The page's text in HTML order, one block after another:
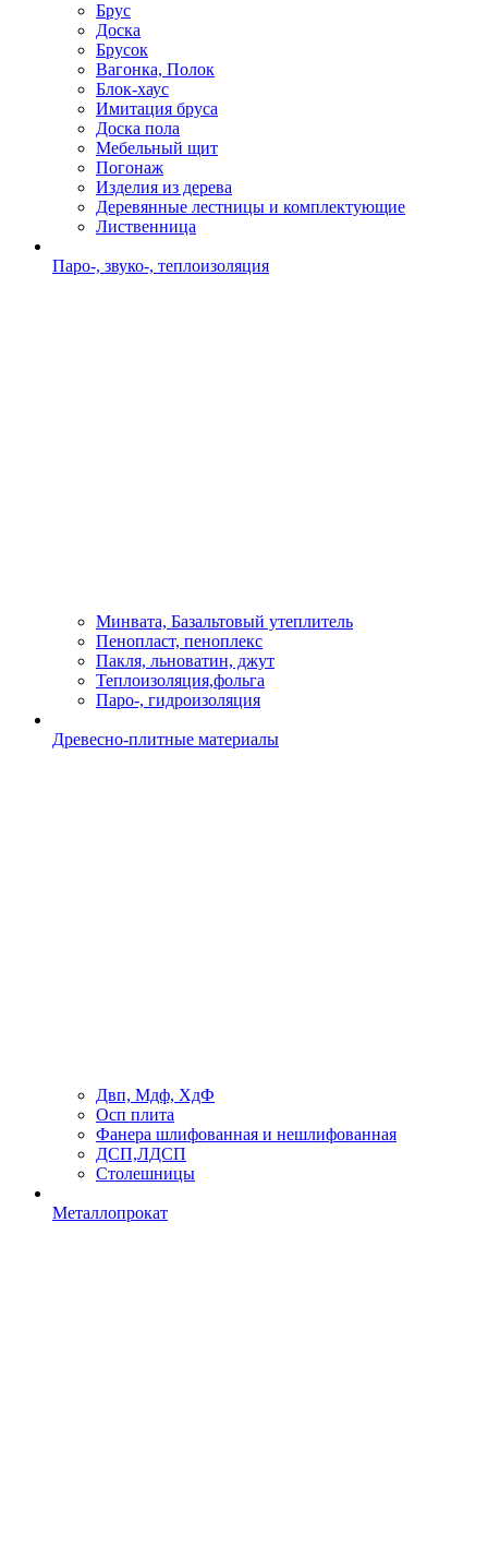
Брус
Доска
Брусок
Вагонка, Полок
Блок-хаус
Имитация бруса
Доска пола
Мебельный щит
Погонаж
Изделия из дерева
Деревянные лестницы и комплектующие
Лиственница
Паро-, звуко-, теплоизоляция
Минвата, Базальтовый утеплитель
Пенопласт, пеноплекс
Пакля, льноватин, джут
Теплоизоляция,фольга
Паро-, гидроизоляция
Древесно-плитные материалы
Двп, Мдф, ХдФ
Осп плита
Фанера шлифованная и нешлифованная
ДСП,ЛДСП
Столешницы
Металлопрокат